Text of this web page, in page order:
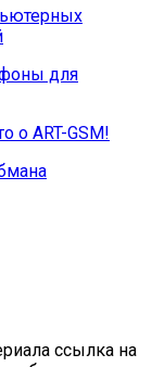
для
о ART-GSM!
ссылка на